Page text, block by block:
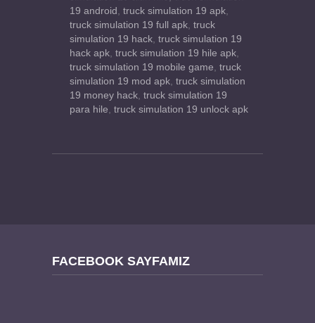
19 android , truck simulation 19 apk,
truck simulation 19 full apk, truck
simulation 19 hack, truck simulation 19
hack apk, truck simulation 19 hile apk,
truck simulation 19 mobile game, truck
simulation 19 mod apk, truck simulation
19 money hack, truck simulation 19
para hile, truck simulation 19 unlock apk
FACEBOOK SAYFAMIZ